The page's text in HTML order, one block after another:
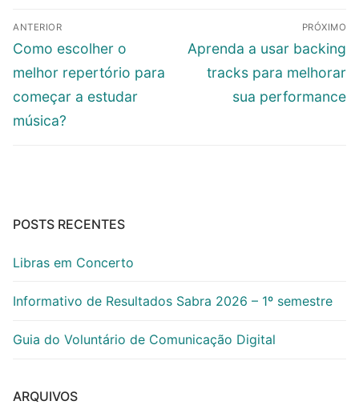
Navegação
de
Post
ANTERIOR
Post
anterior:
Como escolher o
melhor repertório para
começar a estudar
música?
PRÓXIMO
Próximo
post:
Aprenda a usar backing
tracks para melhorar
sua performance
POSTS RECENTES
Libras em Concerto
Informativo de Resultados Sabra 2026 – 1º semestre
Guia do Voluntário de Comunicação Digital
ARQUIVOS